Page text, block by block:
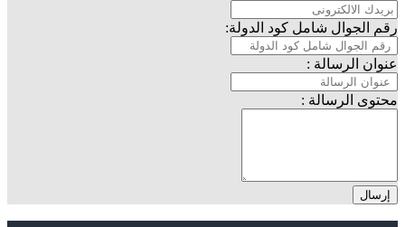
رقم الجوال شامل كود الدولة:
عنوان الرسالة :
محتوى الرسالة :
إرسال